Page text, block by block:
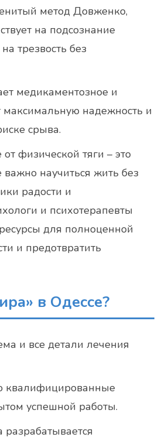
метод Довженко,
на подсознание
трезвость без
медикаментозное и
максимальную надежность и
срыва.
физической тяги – это
научиться жить без
радости и
и психотерапевты
для полноценной
и предотвратить
в Одессе?
и все детали лечения
квалифицированные
успешной работы.